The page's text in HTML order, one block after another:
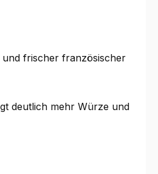
und frischer französischer
deutlich mehr Würze und